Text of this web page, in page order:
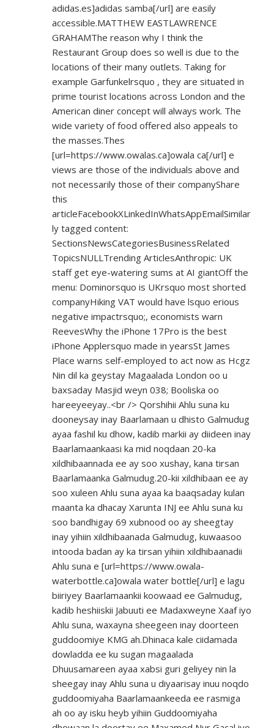
adidas.es]adidas samba[/url] are easily
accessible.MATTHEW EASTLAWRENCE
GRAHAMThe reason why I think the
Restaurant Group does so well is due to the
locations of their many outlets. Taking for
example Garfunkelrsquo , they are situated in
prime tourist locations across London and the
American diner concept will always work. The
wide variety of food offered also appeals to
the masses.Thes
[url=https://www.owalas.ca]owala ca[/url] e
views are those of the individuals above and
not necessarily those of their companyShare
this
articleFacebookXLinkedInWhatsAppEmailSimilar
ly tagged content:
SectionsNewsCategoriesBusinessRelated
TopicsNULLTrending ArticlesAnthropic: UK
staff get eye-watering sums at AI giantOff the
menu: Dominorsquo is UKrsquo most shorted
companyHiking VAT would have lsquo erious
negative impactrsquo;, economists warn
ReevesWhy the iPhone 17Pro is the best
iPhone Applersquo made in yearsSt James
Place warns self-employed to act now as Hcgz
Nin dil ka geystay Magaalada London oo u
baxsaday Masjid weyn 038; Booliska oo
hareeyeeyay..<br /> Qorshihii Ahlu suna ku
dooneysay inay Baarlamaan u dhisto Galmudug
ayaa fashil ku dhow, kadib markii ay diideen inay
Baarlamaankaasi ka mid noqdaan 20-ka
xildhibaannada ee ay soo xushay, kana tirsan
Baarlamaanka Galmudug.20-kii xildhibaan ee ay
soo xuleen Ahlu suna ayaa ka baaqsaday kulan
maanta ka dhacay Xarunta INJ ee Ahlu suna ku
soo bandhigay 69 xubnood oo ay sheegtay
inay yihiin xildhibaanada Galmudug, kuwaasoo
intooda badan ay ka tirsan yihiin xildhibaanadii
Ahlu suna e [url=https://www.owala-
waterbottle.ca]owala water bottle[/url] e lagu
biiriyey Baarlamaankii koowaad ee Galmudug,
kadib heshiiskii Jabuuti ee Madaxweyne Xaaf iyo
Ahlu suna, waxayna sheegeen inay doorteen
guddoomiye KMG ah.Dhinaca kale ciidamada
dowladda ee ku sugan magaalada
Dhuusamareen ayaa xabsi guri geliyey nin la
sheegay inay Ahlu suna u diyaarisay inuu noqdo
guddoomiyaha Baarlamaankeeda ee rasmiga
ah oo ay isku heyb yihiin Guddoomiyaha